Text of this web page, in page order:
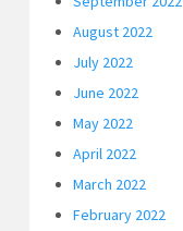
August 2022
July 2022
June 2022
May 2022
April 2022
March 2022
February 2022